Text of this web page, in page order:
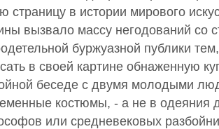
страницу в истории мирового
вызвало массу негодований со
буржуазной публики
в своей картине обнаженную
беседе с двумя молодыми
костюмы, - а не в одеяния
или средневековых